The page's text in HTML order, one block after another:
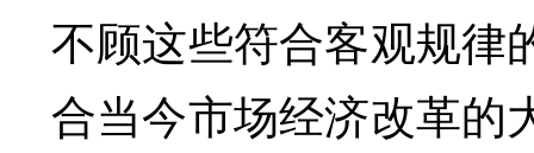
不顾这些符合客观规律
合当今市场经济改革的